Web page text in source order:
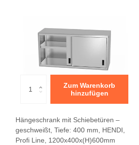
Zum Warenkorb
hinzufügen
Hängeschrank mit Schiebetüren –
geschweißt, Tiefe: 400 mm, HENDI,
Profi Line, 1200x400x(H)600mm